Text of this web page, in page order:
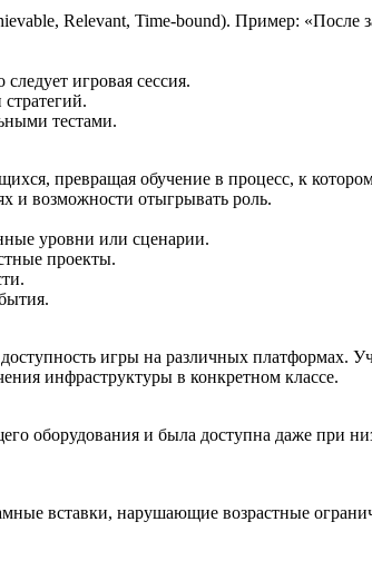
Relevant, Time-bound). Пример:
игровая сессия.
тестами.
превращая обучение в процесс, к
и возможности отыгрывать роль.
уровни или сценарии.
проекты.
игры на различных платформах.
инфраструктуры в конкретном классе.
оборудования и была доступна даже при
вставки, нарушающие возрастные